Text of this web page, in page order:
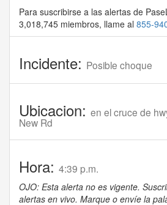
Para suscribirse a las alertas de
3,018,745 miembros, llame al 855-
Incidente: Posible choque
Ubicacion: en el cruce de
New Rd
Hora: 4:39 p.m.
OJO: Esta alerta no es vigente.
alertas en vivo. Marque o envíe la